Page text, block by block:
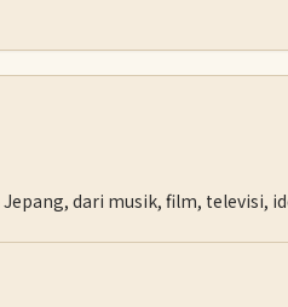
dari musik, film, televisi,